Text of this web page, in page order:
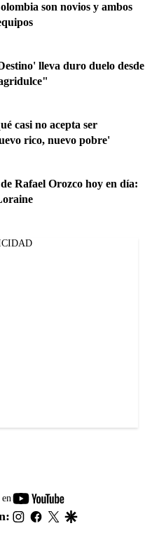
son novios y ambos
lleva duro duelo desde
casi no acepta ser
rico, nuevo pobre'
Rafael Orozco hoy en día:
youtube-
footer
instagram
facebook
twitter